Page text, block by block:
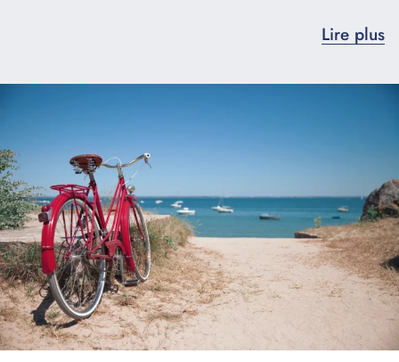
Ports de commerce, de pêche, de passagers, de
maritimes sont exploitées à Lorient.
minutes du centre-ville : celle de Port-Louis au pied
de la citadelle, celles de Larmor face à l’île de
Groix, ou encore celles de Gâvres, entre plages de
sable, plages de galets et criques de charme.
Paradis des amateurs d’activités nautiques, Lorient
dispose notamment d’un centre nautique sur le quai
Eric Tabarly, du centre nautique de Kerguelen, et de
l’école de voile de la base des sous-marins
Lire plus